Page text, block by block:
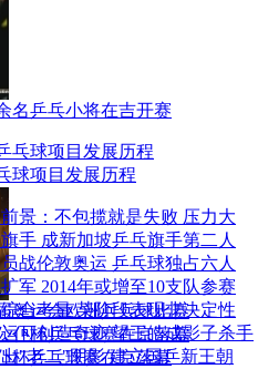
名乒乓小将在吉开赛
球项目发展历程
奥运会欧洲乒乓球比赛
杯乒乓球赛在京落幕
景：不包揽就是失败 压力大
手 成新加坡乒乓旗手第二人
战伦敦奥运 乒乓球独占六人
军 2014年或增至10支队参赛
合考量 某阶段表现非决定性
可创造奇迹 望王皓成影子杀手
"老二"阴影 建立国乒新王朝